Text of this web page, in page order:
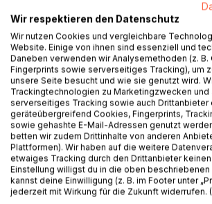
BESCHREIBUNG
Bob und Susi bestehen auch in der
Abenteuer. Sie erkunden unermüdlich
Weise neugierig die Welt. Dabei machen
einmal vor einer Flusskreuzfahrt auf dem
lernen auf ihren Touren viele Freunde
das, sie betätigen sich verstärkt in ihrer
"SHG-Stofftier in Not" und helfen vielen
Wir respektieren den Datenschutz
Wir nutzen Cookies und vergleichbare
Website. Einige von ihnen sind essenziell und
Daneben verwenden wir Analysemethoden (z.
Fingerprints sowie serverseitiges Tracking), um
unsere Seite besucht und wie sie genutzt wird.
Trackingtechnologien zu Marketingzwecken und
serverseitiges Tracking sowie auch Drittanbieter
geräteübergreifend Cookies, Fingerprints,
sowie gehashte E-Mail-Adressen genutzt
betten wir zudem Drittinhalte von anderen
Plattformen). Wir haben auf die weitere
etwaiges Tracking durch den Drittanbieter
Einstellung willigst du in die oben beschriebenen
kannst deine Einwilligung (z. B. im Footer unter
jederzeit mit Wirkung für die Zukunft widerrufen. (